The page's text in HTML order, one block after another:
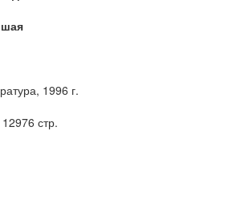
1996 г.
стр.